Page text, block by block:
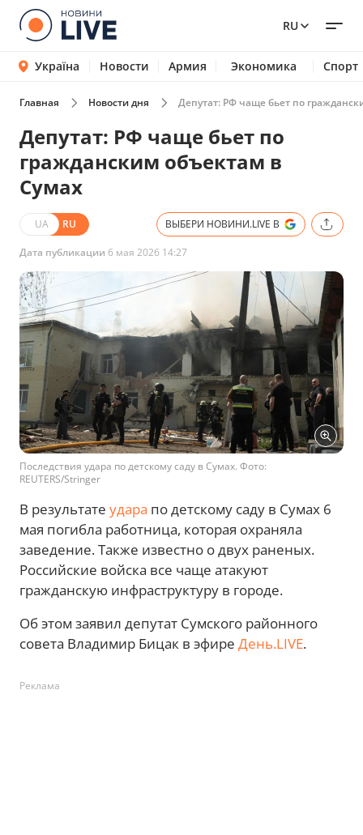
RU
Україна Новости Армия Экономика Спорт
Главная Новости дня Депутат: РФ чаще бьет по
Депутат: РФ чаще бьет по
гражданским объектам в
Сумах
UA RU ВЫБЕРИ НОВИНИ.LIVE В
Дата публикации 6 мая 2026 14:27
Последствия удара по детскому саду в Сумах. Фото:
REUTERS/Stringer
В результате удара по детскому саду в Сумах 6
мая погибла работница, которая охраняла
заведение. Также известно о двух раненых.
Российские войска все чаще атакуют
гражданскую инфраструктуру в городе.
Об этом заявил депутат Сумского районного
совета Владимир Бицак в эфире День.LIVE.
Реклама